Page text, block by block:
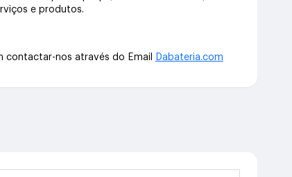
e produtos.
contactar-nos através do Email Dabateria.com